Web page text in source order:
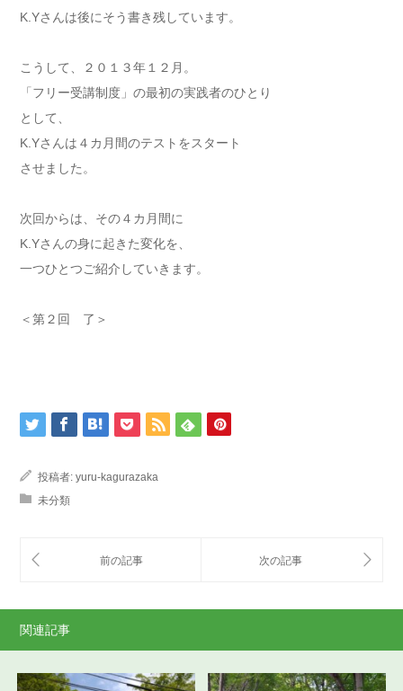
K.Yさんは後にそう書き残しています。
こうして、２０１３年１２月。
「フリー受講制度」の最初の実践者のひとり
として、
K.Yさんは４カ月間のテストをスタート
させました。
次回からは、その４カ月間に
K.Yさんの身に起きた変化を、
一つひとつご紹介していきます。
＜第２回 了＞
投稿者: yuru-kagurazaka
未分類
関連記事